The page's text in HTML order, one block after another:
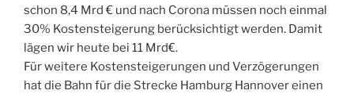
schon 8,4 Mrd € und nach Corona müssen noch einmal
30% Kostensteigerung berücksichtigt werden. Damit
lägen wir heute bei 11 Mrd€.
Für weitere Kostensteigerungen und Verzögerungen
hat die Bahn für die Strecke Hamburg Hannover einen